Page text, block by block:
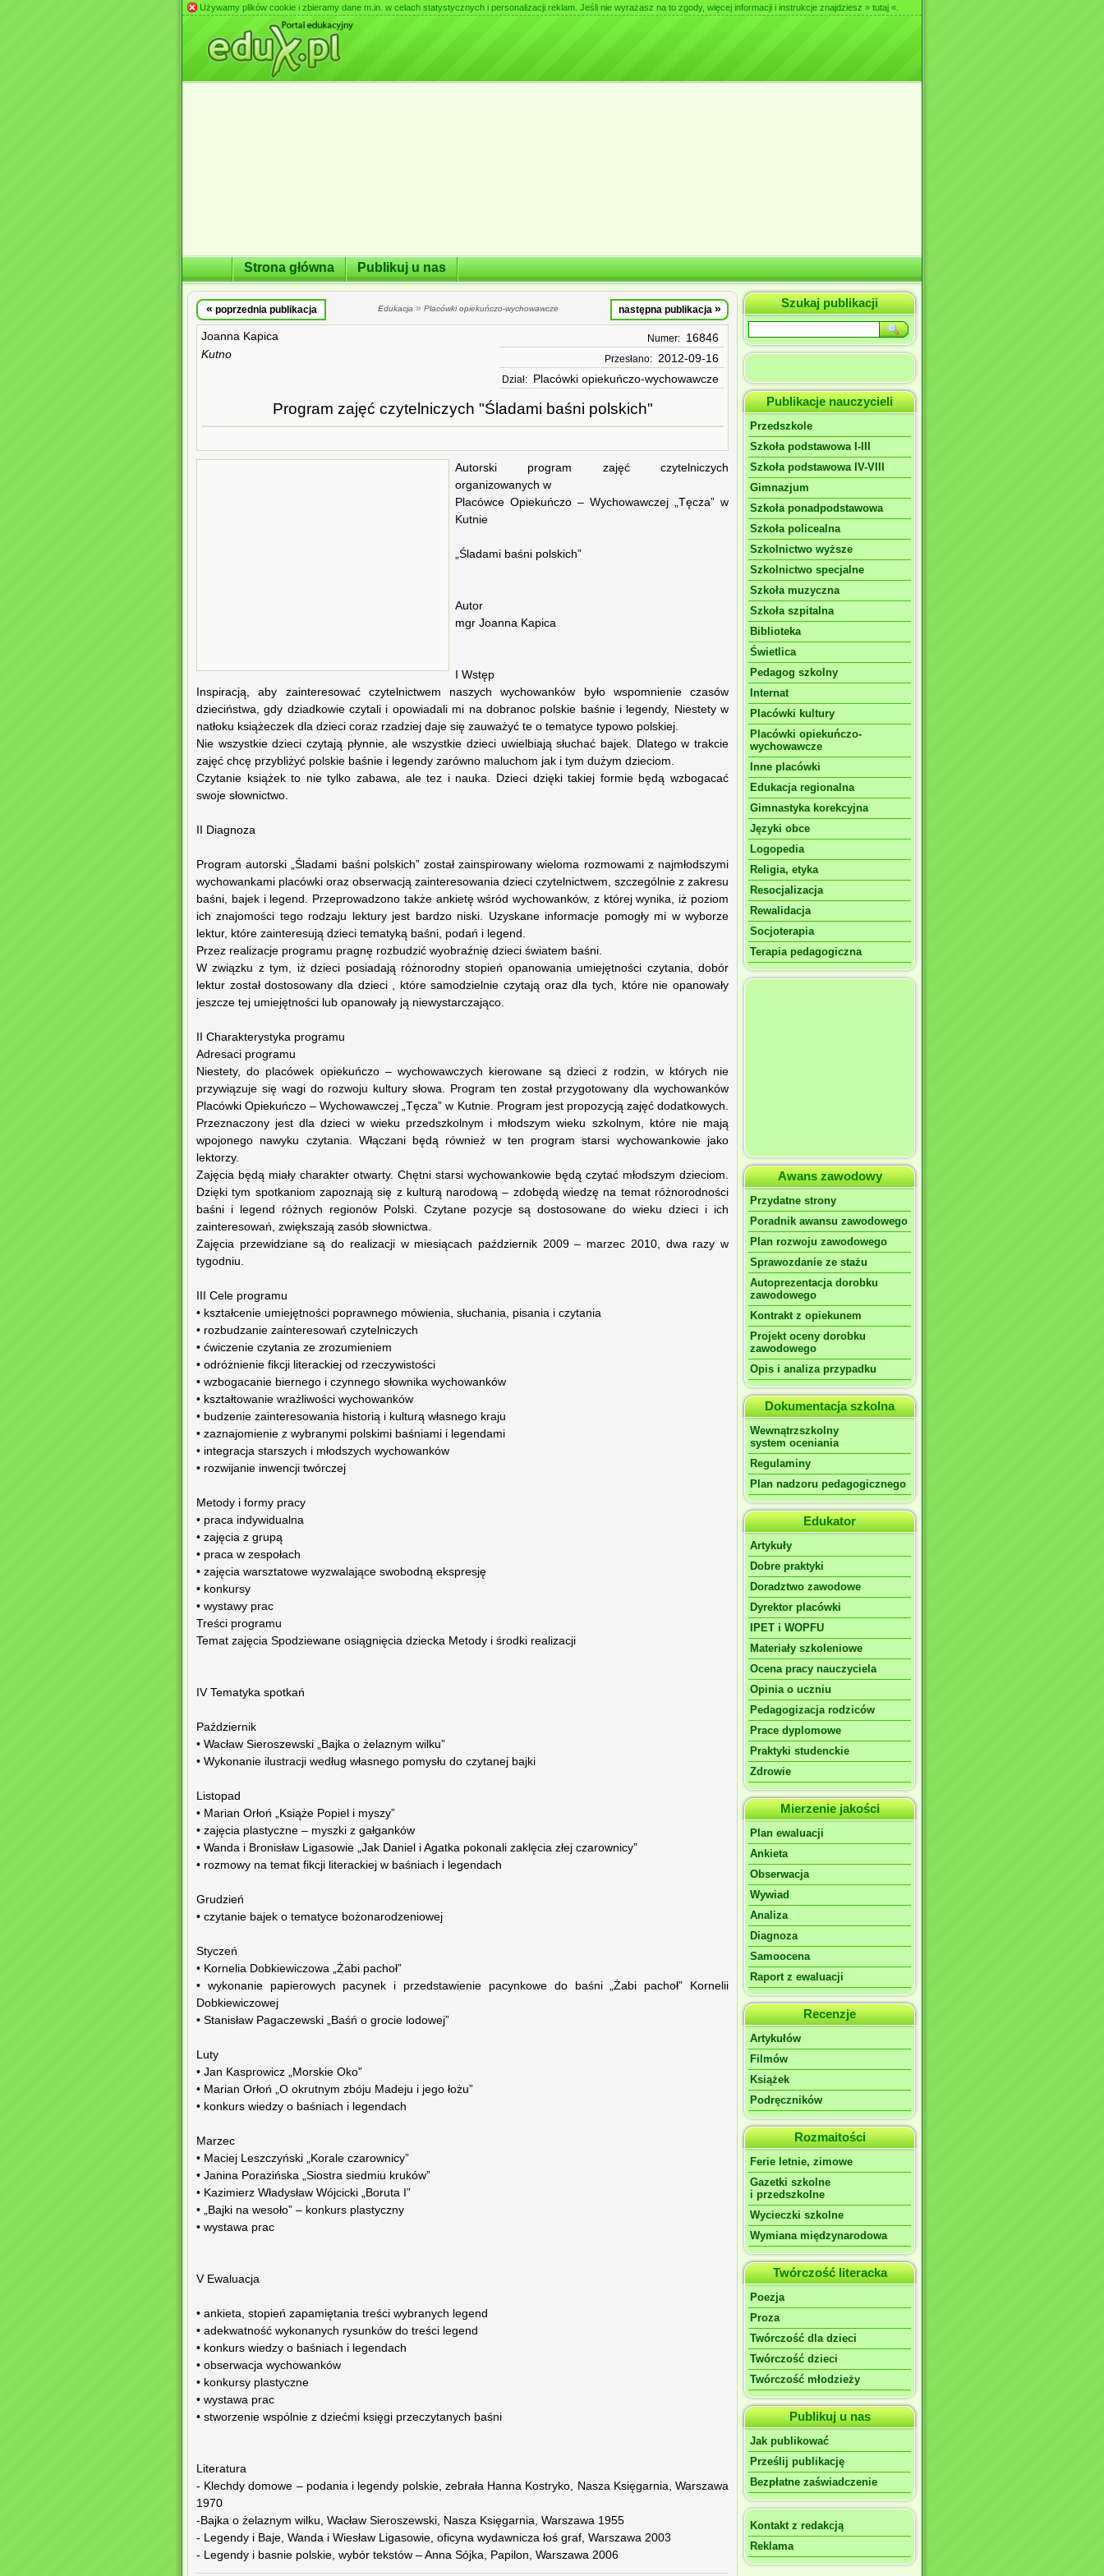
Używamy plików cookie i zbieramy dane m.in. w celach statystycznych i personalizacji reklam. Jeśli nie wyrażasz na to zgody, więcej informacji i instrukcje znajdziesz » tutaj «
Strona główna Publikuj u nas
« poprzednia publikacja Edukacja » Placówki opiekuńczo-wychowawcze następna publikacja »
Joanna Kapica
Kutno
Numer: 16846
Przesłano: 2012-09-16
Dział: Placówki opiekuńczo-wychowawcze
Program zajęć czytelniczych "Śladami baśni polskich"
Autorski program zajęć czytelniczych
organizowanych w
Placówce Opiekuńczo – Wychowawczej „Tęcza” w
Kutnie
„Śladami baśni polskich”
Autor
mgr Joanna Kapica
I Wstęp
Inspiracją, aby zainteresować czytelnictwem naszych wychowanków było wspomnienie czasów
dzieciństwa, gdy dziadkowie czytali i opowiadali mi na dobranoc polskie baśnie i legendy, Niestety w
natłoku książeczek dla dzieci coraz rzadziej daje się zauważyć te o tematyce typowo polskiej.
Nie wszystkie dzieci czytają płynnie, ale wszystkie dzieci uwielbiają słuchać bajek. Dlatego w trakcie
zajęć chcę przybliżyć polskie baśnie i legendy zarówno maluchom jak i tym dużym dzieciom.
Czytanie książek to nie tylko zabawa, ale tez i nauka. Dzieci dzięki takiej formie będą wzbogacać
swoje słownictwo.
II Diagnoza
Program autorski „Śladami baśni polskich” został zainspirowany wieloma rozmowami z najmłodszymi
wychowankami placówki oraz obserwacją zainteresowania dzieci czytelnictwem, szczególnie z zakresu
baśni, bajek i legend. Przeprowadzono także ankietę wśród wychowanków, z której wynika, iż poziom
ich znajomości tego rodzaju lektury jest bardzo niski. Uzyskane informacje pomogły mi w wyborze
lektur, które zainteresują dzieci tematyką baśni, podań i legend.
Przez realizacje programu pragnę rozbudzić wyobraźnię dzieci światem baśni.
W związku z tym, iż dzieci posiadają różnorodny stopień opanowania umiejętności czytania, dobór
lektur został dostosowany dla dzieci , które samodzielnie czytają oraz dla tych, które nie opanowały
jeszcze tej umiejętności lub opanowały ją niewystarczająco.
II Charakterystyka programu
Adresaci programu
Niestety, do placówek opiekuńczo – wychowawczych kierowane są dzieci z rodzin, w których nie
przywiązuje się wagi do rozwoju kultury słowa. Program ten został przygotowany dla wychowanków
Placówki Opiekuńczo – Wychowawczej „Tęcza” w Kutnie. Program jest propozycją zajęć dodatkowych.
Przeznaczony jest dla dzieci w wieku przedszkolnym i młodszym wieku szkolnym, które nie mają
wpojonego nawyku czytania. Włączani będą również w ten program starsi wychowankowie jako
lektorzy.
Zajęcia będą miały charakter otwarty. Chętni starsi wychowankowie będą czytać młodszym dzieciom.
Dzięki tym spotkaniom zapoznają się z kulturą narodową – zdobędą wiedzę na temat różnorodności
baśni i legend różnych regionów Polski. Czytane pozycje są dostosowane do wieku dzieci i ich
zainteresowań, zwiększają zasób słownictwa.
Zajęcia przewidziane są do realizacji w miesiącach październik 2009 – marzec 2010, dwa razy w
tygodniu.
III Cele programu
• kształcenie umiejętności poprawnego mówienia, słuchania, pisania i czytania
• rozbudzanie zainteresowań czytelniczych
• ćwiczenie czytania ze zrozumieniem
• odróżnienie fikcji literackiej od rzeczywistości
• wzbogacanie biernego i czynnego słownika wychowanków
• kształtowanie wrażliwości wychowanków
• budzenie zainteresowania historią i kulturą własnego kraju
• zaznajomienie z wybranymi polskimi baśniami i legendami
• integracja starszych i młodszych wychowanków
• rozwijanie inwencji twórczej
Metody i formy pracy
• praca indywidualna
• zajęcia z grupą
• praca w zespołach
• zajęcia warsztatowe wyzwalające swobodną ekspresję
• konkursy
• wystawy prac
Treści programu
Temat zajęcia Spodziewane osiągnięcia dziecka Metody i środki realizacji
IV Tematyka spotkań
Październik
• Wacław Sieroszewski „Bajka o żelaznym wilku”
• Wykonanie ilustracji według własnego pomysłu do czytanej bajki
Listopad
• Marian Orłoń „Książe Popiel i myszy”
• zajęcia plastyczne – myszki z gałganków
• Wanda i Bronisław Ligasowie „Jak Daniel i Agatka pokonali zaklęcia złej czarownicy”
• rozmowy na temat fikcji literackiej w baśniach i legendach
Grudzień
• czytanie bajek o tematyce bożonarodzeniowej
Styczeń
• Kornelia Dobkiewiczowa „Żabi pachoł”
• wykonanie papierowych pacynek i przedstawienie pacynkowe do baśni „Żabi pachoł” Kornelii
Dobkiewiczowej
• Stanisław Pagaczewski „Baśń o grocie lodowej”
Luty
• Jan Kasprowicz „Morskie Oko”
• Marian Orłoń „O okrutnym zbóju Madeju i jego łożu”
• konkurs wiedzy o baśniach i legendach
Marzec
• Maciej Leszczyński „Korale czarownicy”
• Janina Porazińska „Siostra siedmiu kruków”
• Kazimierz Władysław Wójcicki „Boruta I”
• „Bajki na wesoło” – konkurs plastyczny
• wystawa prac
V Ewaluacja
• ankieta, stopień zapamiętania treści wybranych legend
• adekwatność wykonanych rysunków do treści legend
• konkurs wiedzy o baśniach i legendach
• obserwacja wychowanków
• konkursy plastyczne
• wystawa prac
• stworzenie wspólnie z dziećmi księgi przeczytanych baśni
Literatura
- Klechdy domowe – podania i legendy polskie, zebrała Hanna Kostryko, Nasza Księgarnia, Warszawa
1970
-Bajka o żelaznym wilku, Wacław Sieroszewski, Nasza Księgarnia, Warszawa 1955
- Legendy i Baje, Wanda i Wiesław Ligasowie, oficyna wydawnicza łoś graf, Warszawa 2003
- Legendy i basnie polskie, wybór tekstów – Anna Sójka, Papilon, Warszawa 2006
Szukaj publikacji
Publikacje nauczycieli
Przedszkole
Szkoła podstawowa I-III
Szkoła podstawowa IV-VIII
Gimnazjum
Szkoła ponadpodstawowa
Szkoła policealna
Szkolnictwo wyższe
Szkolnictwo specjalne
Szkoła muzyczna
Szkoła szpitalna
Biblioteka
Świetlica
Pedagog szkolny
Internat
Placówki kultury
Placówki opiekuńczo-
wychowawcze
Inne placówki
Edukacja regionalna
Gimnastyka korekcyjna
Języki obce
Logopedia
Religia, etyka
Resocjalizacja
Rewalidacja
Socjoterapia
Terapia pedagogiczna
Awans zawodowy
Przydatne strony
Poradnik awansu zawodowego
Plan rozwoju zawodowego
Sprawozdanie ze stażu
Autoprezentacja dorobku
zawodowego
Kontrakt z opiekunem
Projekt oceny dorobku
zawodowego
Opis i analiza przypadku
Dokumentacja szkolna
Wewnątrzszkolny
system oceniania
Regulaminy
Plan nadzoru pedagogicznego
Edukator
Artykuły
Dobre praktyki
Doradztwo zawodowe
Dyrektor placówki
IPET i WOPFU
Materiały szkoleniowe
Ocena pracy nauczyciela
Opinia o uczniu
Pedagogizacja rodziców
Prace dyplomowe
Praktyki studenckie
Zdrowie
Mierzenie jakości
Plan ewaluacji
Ankieta
Obserwacja
Wywiad
Analiza
Diagnoza
Samoocena
Raport z ewaluacji
Recenzje
Artykułów
Filmów
Książek
Podręczników
Rozmaitości
Ferie letnie, zimowe
Gazetki szkolne
i przedszkolne
Wycieczki szkolne
Wymiana międzynarodowa
Twórczość literacka
Poezja
Proza
Twórczość dla dzieci
Twórczość dzieci
Twórczość młodzieży
Publikuj u nas
Jak publikować
Prześlij publikację
Bezpłatne zaświadczenie
Kontakt z redakcją
Reklama